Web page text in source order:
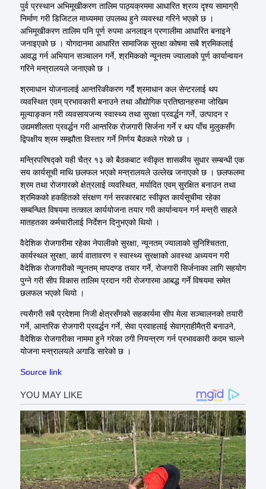
पुर्व प्रस्थान अभिमूखीकरण तालिम पाठ्यक्रममा आधारित श्रव्य दृश्य सामाग्री
निर्माण गरी डिजिटल माध्यममा उपलब्ध हुने व्यवस्था गरिने भएको छ ।
अभिमूखीकरण तालिम पनि पूर्ण रुपमा अनलाइन प्रणालीमा आधारित बनाइने
जनाइएको छ । योगदानमा आधारित सामाजिक सुरक्षा कोषमा सबै श्रमिकलाई
आवद्ध गर्न अभियान सञ्चालन गर्ने, श्रमिकको न्यूनतम ज्यालाको पूर्ण कार्यान्वयन
गरिने मन्त्रालयले जनाएको छ ।
श्रमाधान योजनालाई आन्तरिकीकरण गर्दै श्रमाधान कल सेन्टरलाई थप
व्यवस्थित एवम् प्रभावकारी बनाउने तथा औद्योगिक प्रतिष्ठानहरुमा जोखिम
मूल्याङ्कन गरी व्यवसायजन्य स्वास्थ्य तथा सुरक्षा प्रवर्द्धन गर्ने, उत्पादन र
उद्यमशीलता प्रवर्द्धन गरी आन्तरिक रोजगारी सिर्जना गर्ने र थप पाँच मुलुकसँग
द्विपक्षीय श्रम सम्झौता विस्तार गर्ने निर्णय बैठकले गरेको छ ।
मन्त्रिपरिषद्को यही चैत्र १३ को बैठकबाट स्वीकृत शासकीय सुधार सम्बन्धी एक
सय कार्यसूची माथि छलफल भएको मन्त्रालयले उल्लेख जनाएको छ । छलफलमा
श्रम तथा रोजगारको क्षेत्रलाई व्यवस्थित, मर्यादित एवम् सुरक्षित बनाउन तथा
श्रमिकको हकहितको संरक्षण गर्न सरकारबाट स्वीकृत कार्यसूचीमा रहेका
सम्बन्धित विषयमा तत्काल कार्ययोजना तयार गरी कार्यान्वयन गर्न मन्त्री साहले
मातहतका कर्मचारीलाई निर्देशन दिनुभएको थियो ।
वैदेशिक रोजगारीमा रहेका नेपालीको सुरक्षा, न्यूनतम् ज्यालाको सुनिश्चितता,
कार्यस्थल सुरक्षा, कार्य वातावरण र स्वास्थ्य सुरक्षाको अवस्था अध्ययन गरी
वैदेशिक रोजगारीको न्यूनतम् मापदण्ड तयार गर्ने, रोजगारी सिर्जनाका लागि सहयोग
पुग्ने गरी सीप विकास तालिम प्रदान गरी रोजगारमा आबद्ध गर्ने विषयमा समेत
छलफल भएको थियो ।
त्यसैगरी सबै प्रदेशमा निजी क्षेत्रसँगको सहकार्यमा सीप मेला सञ्चालनको तयारी
गर्ने, आन्तरिक रोजगारी प्रवर्द्धन गर्ने, सेवा प्रवाहलाई सेवाग्राहीमैत्री बनाउने,
वैदेशिक रोजगारीका नाममा हुने गरेका ठगी नियन्त्रण गर्न प्रभावकारी कदम चाल्ने
योजना मन्त्रालयले अगाडि सारेको छ ।
Source link